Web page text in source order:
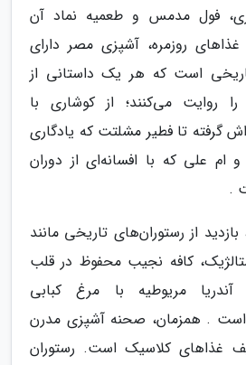
فول مدمس و طعمیه نماد آن
روزمره، آشپزی مصر دارای
است که هر یک داستانی از
روایت می‌کنند؛ از کوشاری با
گرفته تا فطیر مشلتت که یادگاری
ام علی که با افسانه‌ای از دوران
.
از رستوران‌های تاریخی مانند
کافه نجیب محفوظ در قلب
آندریا مریوطیه با مرغ کبابی
است . همزمان، صحنه آشپزی مدرن
غذاهای کلاسیک است. رستوران